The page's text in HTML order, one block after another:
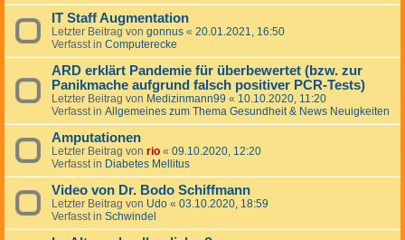
IT Staff Augmentation
Letzter Beitrag von gonnus « 20.01.2021, 16:50
Verfasst in Computerecke
ARD erklärt Pandemie für überbewertet (bzw. zur
Panikmache aufgrund falsch positiver PCR-Tests)
Letzter Beitrag von Medizinmann99 « 10.10.2020, 11:20
Verfasst in Allgemeines zum Thema Gesundheit & News Neuigkeiten
Amputationen
Letzter Beitrag von rio « 09.10.2020, 12:20
Verfasst in Diabetes Mellitus
Video von Dr. Bodo Schiffmann
Letzter Beitrag von Udo « 03.10.2020, 18:59
Verfasst in Schwindel